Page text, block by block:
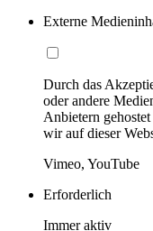
Externe
Durch das
oder andere
Anbietern
wir auf dieser
Vimeo, YouTube
Erforderlich
Immer aktiv